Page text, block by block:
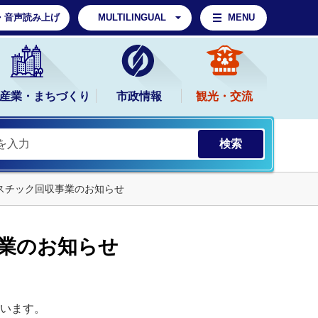
音声読み上げ MULTILINGUAL MENU
業・まちづくり 市政情報 観光・交流
チック回収事業のお知らせ
のお知らせ
ます。